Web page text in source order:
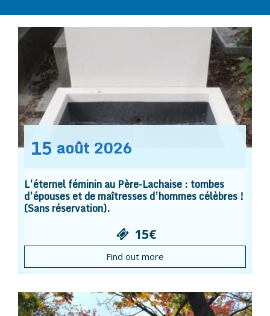
15 août 2026
L’éternel féminin au Père-Lachaise : tombes
d’épouses et de maîtresses d’hommes célèbres !
(Sans réservation).
15€
Find out more